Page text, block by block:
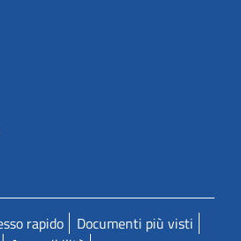
rapido
Documenti più visti